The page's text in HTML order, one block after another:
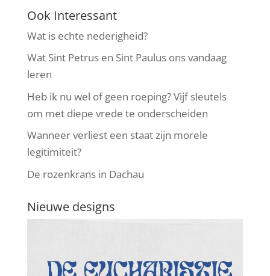
Ook Interessant
Wat is echte nederigheid?
Wat Sint Petrus en Sint Paulus ons vandaag
leren
Heb ik nu wel of geen roeping? Vijf sleutels
om met diepe vrede te onderscheiden
Wanneer verliest een staat zijn morele
legitimiteit?
De rozenkrans in Dachau
Nieuwe designs